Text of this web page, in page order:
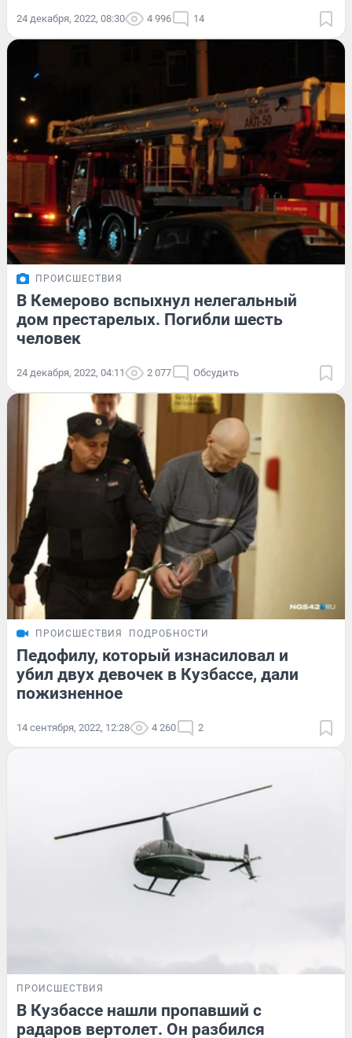
24 декабря, 2022, 08:30 4 996 14
ПРОИСШЕСТВИЯ
В Кемерово вспыхнул нелегальный
дом престарелых. Погибли шесть
человек
24 декабря, 2022, 04:11 2 077 Обсудить
ПРОИСШЕСТВИЯ ПОДРОБНОСТИ
Педофилу, который изнасиловал и
убил двух девочек в Кузбассе, дали
пожизненное
14 сентября, 2022, 12:28 4 260 2
ПРОИСШЕСТВИЯ
В Кузбассе нашли пропавший с
радаров вертолет. Он разбился